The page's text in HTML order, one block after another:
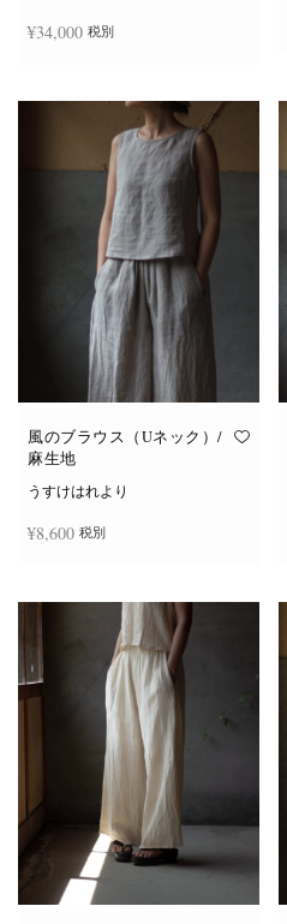
¥34,000 税別
風のブラウス（Uネック）/
麻生地
うすけはれより
¥8,600 税別
の
商
品
に
は
複
数
の
バ
リ
エ
ー
シ
ョ
ン
が
あ
ま